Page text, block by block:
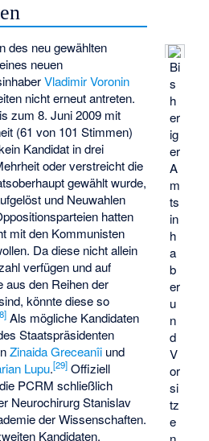
Bi
s
h
er
ig
er
A
m
ts
in
h
a
b
er
u
n
d
V
or
si
tz
e
des neu gewählten
neuen
Vladimir Voronin
nicht erneut antreten.
zum 8. Juni 2009 mit
(61 von 101 Stimmen)
Kandidat in drei
oder verstreicht die
gewählt wurde,
und Neuwahlen
hatten
mit den Kommunisten
Da diese nicht allein
verfügen und auf
aus den Reihen der
könnte diese so
Als mögliche Kandidaten
Staatspräsidenten
Zinaida Greceanîi und
Lupu.[29] Offiziell
PCRM schließlich
NeurochirurgStanislav
der Wissenschaften.
Kandidaten,